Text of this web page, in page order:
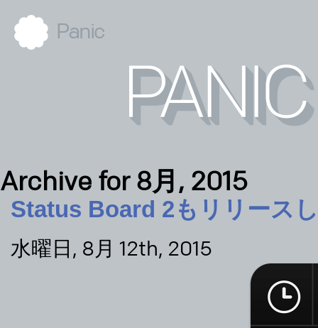
Panic
Archive for 8月, 2015
Status Board 2もリリース
水曜日, 8月 12th, 2015